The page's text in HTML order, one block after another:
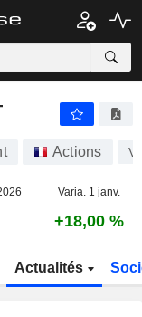
Actions
Varia. 1 janv.
+18,00 %
Actualités